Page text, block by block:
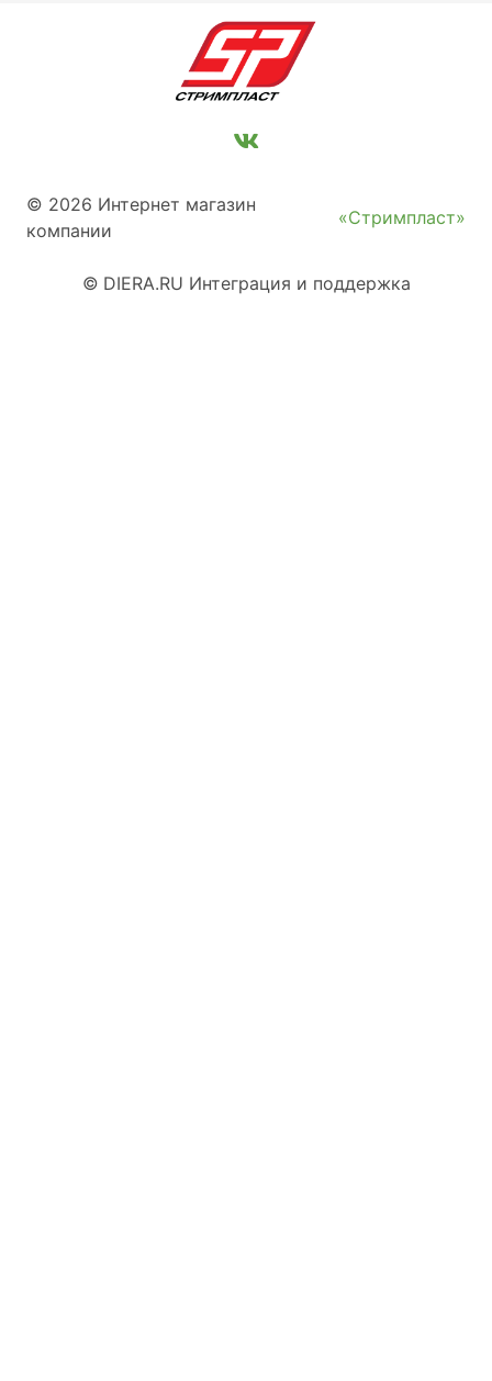
© 2026 Интернет магазин
компании
«Стримпласт»
© DIERA.RU Интеграция и поддержка